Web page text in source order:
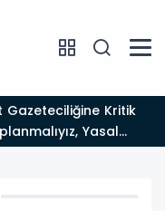
Yasal